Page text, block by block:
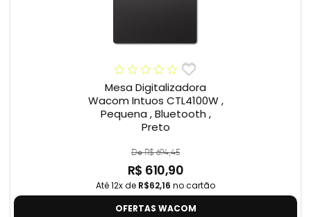
Mesa Digitalizadora
Wacom Intuos CTL4100W ,
Pequena , Bluetooth ,
Preto
De R$ 694,45
R$ 610,90
Até 12x de R$62,16 no cartão
OFERTAS WACOM